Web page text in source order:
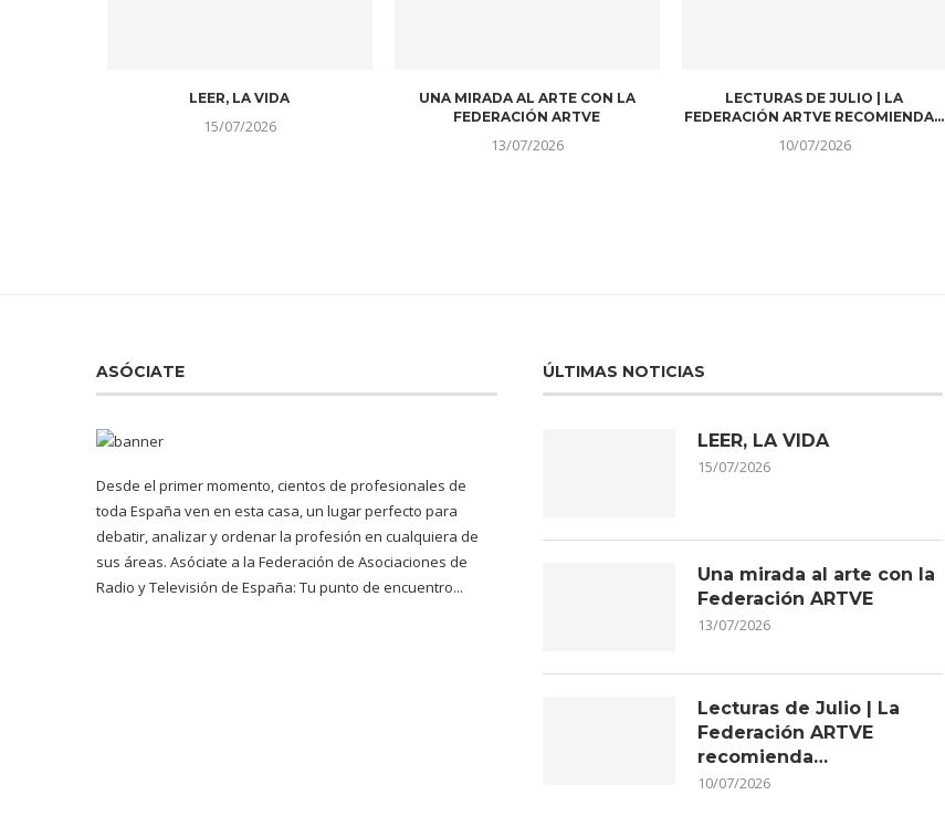
LEER, LA VIDA
15/07/2026
UNA MIRADA AL ARTE CON LA
FEDERACIÓN ARTVE
13/07/2026
LECTURAS DE JULIO | LA
FEDERACIÓN ARTVE RECOMIENDA…
10/07/2026
ASÓCIATE
Desde el primer momento, cientos de profesionales de
toda España ven en esta casa, un lugar perfecto para
debatir, analizar y ordenar la profesión en cualquiera de
sus áreas. Asóciate a la Federación de Asociaciones de
Radio y Televisión de España: Tu punto de encuentro...
ÚLTIMAS NOTICIAS
LEER, LA VIDA
15/07/2026
Una mirada al arte con la
Federación ARTVE
13/07/2026
Lecturas de Julio | La
Federación ARTVE
recomienda…
10/07/2026